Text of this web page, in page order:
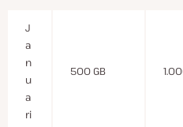
J
a
n
u
a
ri
500 GB